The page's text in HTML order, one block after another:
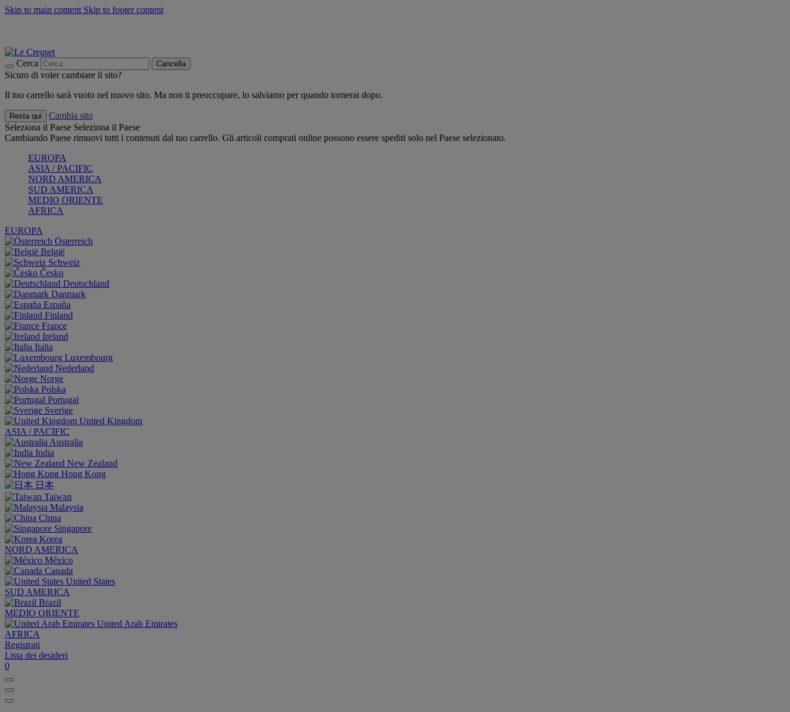
Skip to main content Skip to footer content
Cerca Cancella
Sicuro di voler cambiare il sito?
Il tuo carrello sarà vuoto nel nuovo sito. Ma non ti preoccupare, lo salviamo per quando tornerai dopo.
Resta qui
Cambia sito
Seleziona il Paese Seleziona il Paese
Cambiando Paese rimuovi tutti i contenuti dal tuo carrello. Gli articoli comprati online possono essere spediti solo nel Paese selezionato.
EUROPA
ASIA / PACIFIC
NORD AMERICA
SUD AMERICA
MEDIO ORIENTE
AFRICA
EUROPA
Österreich
België
Schweiz
Česko
Deutschland
Danmark
España
Finland
France
Ireland
Italia
Luxembourg
Nederland
Norge
Polska
Portugal
Sverige
United Kingdom
ASIA / PACIFIC
Australia
India
New Zealand
Hong Kong
日本
Taiwan
Malaysia
China
Singapore
Korea
NORD AMERICA
México
Canada
United States
SUD AMERICA
Brazil
MEDIO ORIENTE
United Arab Emirates
AFRICA
Registrati
Lista dei desideri
0